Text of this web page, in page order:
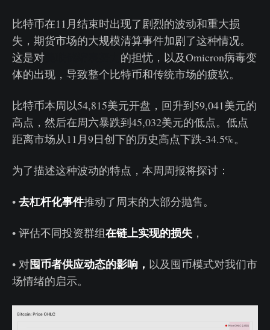
比特币在11月结束时出现了剧烈的波动和重大损
失，期货市场的大规模清算事件加剧了这种情况。
这是对
的担忧，以及Omicron病毒变
体的出现，导致整个比特币和传统市场的疲软。
比特币本周以54,815美元开盘，回升到59,041美元的
高点，然后在周六暴跌到45,032美元的低点。低点
距离市场从11月9日创下的历史高点下跌-34.5%。
为了描述这种波动的特点，本周周报将探讨：
• 去杠杆化事件推动了周末的大部分抛售。
• 评估不同投资群组在链上实现的损失 ，
• 对囤币者供应动态的影响， 以及囤币模式对我们市
场情绪的启示。